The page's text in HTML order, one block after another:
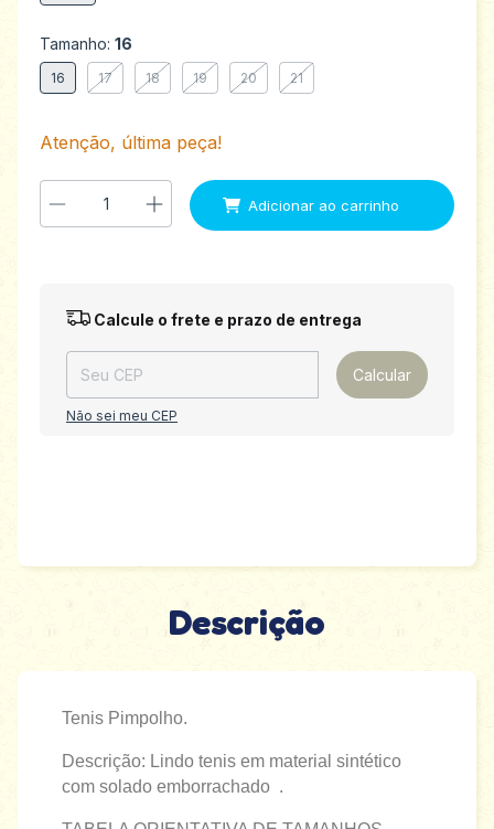
Tamanho: 16
16 17 18 19 20 21
Atenção, última peça!
Entregas para o CEP: Alterar CEP
Calcule o frete e prazo de entrega
Calcular
Não sei meu CEP
Descrição
Tenis Pimpolho.
Descrição: Lindo tenis em material sintético
com solado emborrachado .